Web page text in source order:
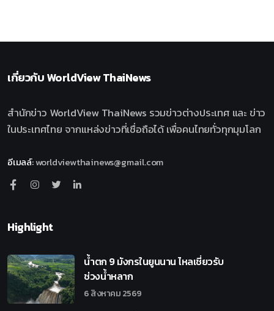
เกี่ยวกับWorldView ThaiNews
สำนักข่าว WorldView ThaiNews รวมข่าวต่างประเทศ และ ข่าว
ในประเทศไทย จากแหล่งข่าวที่เชื่อถือได้ เพื่อคนไทยทั่วทุกมุมโลก
อีเมลล์:worldviewthainews@gmail.com
Highlight
น้ำตก 9 มังกรในยูนนาน ไหลเชี่ยวรับ
ช่วงน้ำหลาก
6 สิงหาคม 2569